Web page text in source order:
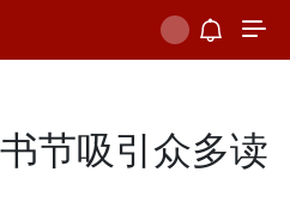
节吸引众多读